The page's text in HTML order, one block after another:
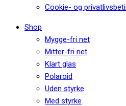
Cookie- og
Shop
Mygge-fri net
Mitter-fri net
Klart glas
Polaroid
Uden styrke
Med styrke